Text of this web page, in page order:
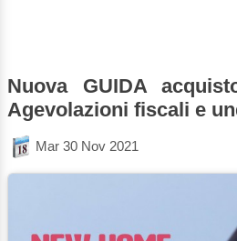
Nuova GUIDA
Agevolazioni fiscali e
Mar 30 Nov 2021